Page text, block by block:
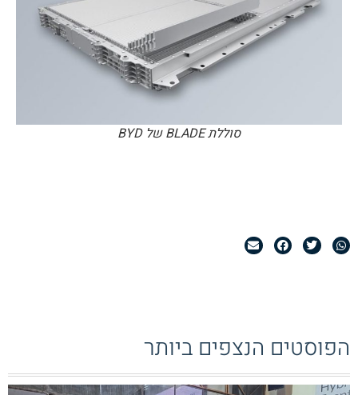
סוללת BLADE של BYD
הפוסטים הנצפים ביותר